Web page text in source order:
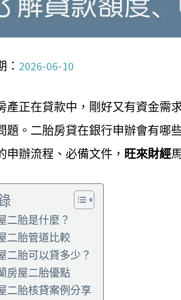
： 2026-06-10
產正在貸款中，剛好又有資金需
題。二胎房貸在銀行申辦會有哪
申辦流程、必備文件， 旺來財經
二胎是什麼？
二胎管道比較
二胎可以貸多少？
房屋二胎優點
二胎核貸案例分享